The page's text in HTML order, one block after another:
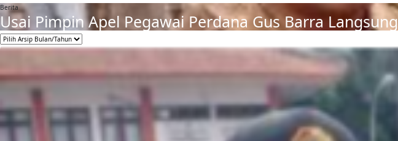
Berita
Usai Pimpin Apel Pegawai Perdana Gus Barra